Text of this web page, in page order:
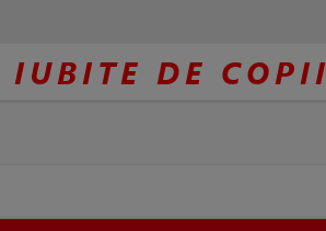
IUBITE DE COPII